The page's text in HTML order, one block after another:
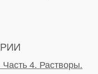
Часть 4. Растворы.